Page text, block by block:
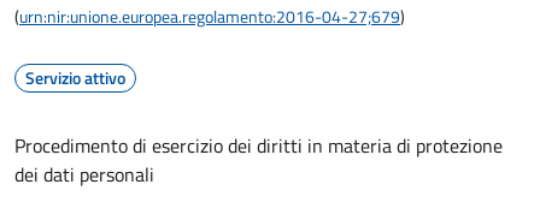
(urn:nir:unione.europea.regolamento:2016-04-27;679)
Servizio attivo
Procedimento di esercizio dei diritti in materia di protezione
dei dati personali